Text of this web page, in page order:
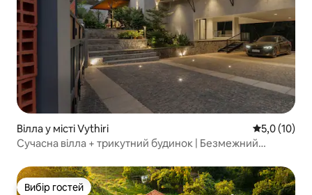
Вілла у місті Vythiri Середня
5,0 (10)
Сучасна вілла + трикутний будинок | Безмежний
Вибір гостей